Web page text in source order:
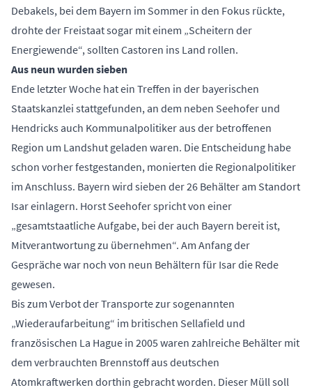
Debakels, bei dem Bayern im Sommer in den Fokus rückte,
drohte der Freistaat sogar mit einem „Scheitern der
Energiewende“, sollten Castoren ins Land rollen.
Aus neun wurden sieben
Ende letzter Woche hat ein Treffen in der bayerischen
Staatskanzlei stattgefunden, an dem neben Seehofer und
Hendricks auch Kommunalpolitiker aus der betroffenen
Region um Landshut geladen waren. Die Entscheidung habe
schon vorher festgestanden, monierten die Regionalpolitiker
im Anschluss. Bayern wird sieben der 26 Behälter am Standort
Isar einlagern. Horst Seehofer spricht von einer
„gesamtstaatliche Aufgabe, bei der auch Bayern bereit ist,
Mitverantwortung zu übernehmen“. Am Anfang der
Gespräche war noch von neun Behältern für Isar die Rede
gewesen.
Bis zum Verbot der Transporte zur sogenannten
„Wiederaufarbeitung“ im britischen Sellafield und
französischen La Hague in 2005 waren zahlreiche Behälter mit
dem verbrauchten Brennstoff aus deutschen
Atomkraftwerken dorthin gebracht worden. Dieser Müll soll